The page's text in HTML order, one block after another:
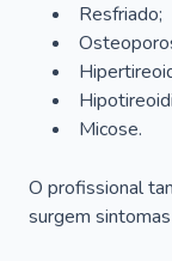
Resfriado;
Micose.
O profissional
surgem